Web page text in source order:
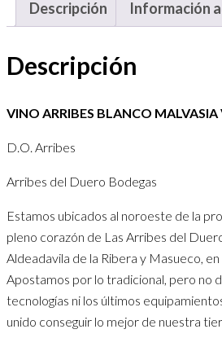
Descripción Información
Descripción
VINO ARRIBES BLANCO
D.O. Arribes
Arribes del Duero Bodegas
Estamos ubicados al noroeste de la
pleno corazón de Las Arribes del
Aldeadavila de la Ribera y Masueco,
Apostamos por lo tradicional, pero no
tecnologías ni los últimos
unido conseguir lo mejor de nuestra